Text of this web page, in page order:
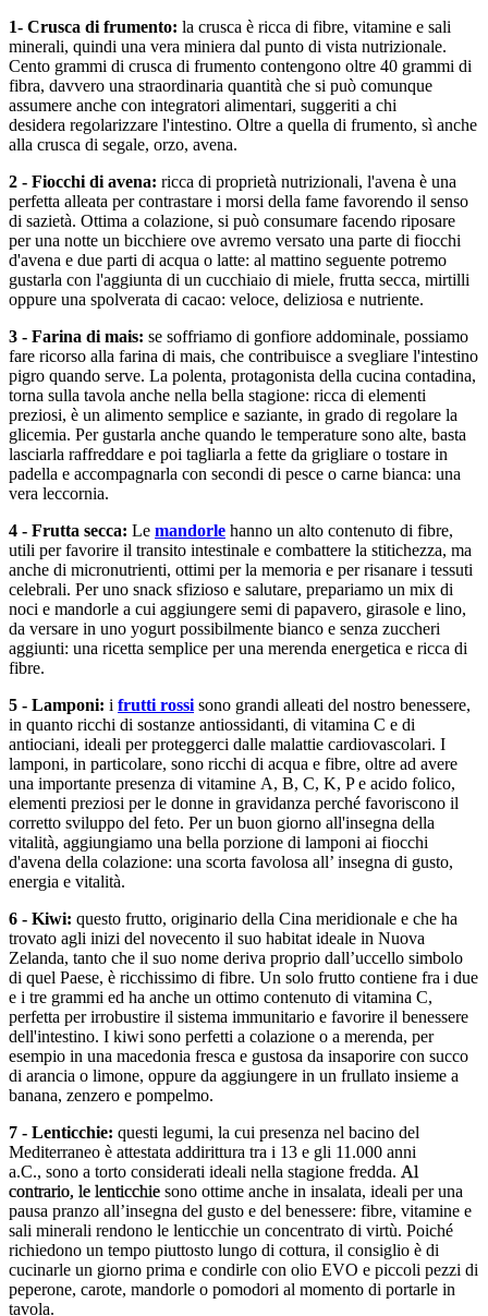
1- Crusca di frumento: la crusca è ricca di fibre, vitamine e sali
minerali, quindi una vera miniera dal punto di vista nutrizionale.
Cento grammi di crusca di frumento contengono oltre 40 grammi di
fibra, davvero una straordinaria quantità che si può comunque
assumere anche con integratori alimentari, suggeriti a chi
desidera regolarizzare l'intestino. Oltre a quella di frumento, sì anche
alla crusca di segale, orzo, avena.
2 - Fiocchi di avena: ricca di proprietà nutrizionali, l'avena è una
perfetta alleata per contrastare i morsi della fame favorendo il senso
di sazietà. Ottima a colazione, si può consumare facendo riposare
per una notte un bicchiere ove avremo versato una parte di fiocchi
d'avena e due parti di acqua o latte: al mattino seguente potremo
gustarla con l'aggiunta di un cucchiaio di miele, frutta secca, mirtilli
oppure una spolverata di cacao: veloce, deliziosa e nutriente.
3 - Farina di mais: se soffriamo di gonfiore addominale, possiamo
fare ricorso alla farina di mais, che contribuisce a svegliare l'intestino
pigro quando serve. La polenta, protagonista della cucina contadina,
torna sulla tavola anche nella bella stagione: ricca di elementi
preziosi, è un alimento semplice e saziante, in grado di regolare la
glicemia. Per gustarla anche quando le temperature sono alte, basta
lasciarla raffreddare e poi tagliarla a fette da grigliare o tostare in
padella e accompagnarla con secondi di pesce o carne bianca: una
vera leccornia.
4 - Frutta secca: Le mandorle hanno un alto contenuto di fibre,
utili per favorire il transito intestinale e combattere la stitichezza, ma
anche di micronutrienti, ottimi per la memoria e per risanare i tessuti
celebrali. Per uno snack sfizioso e salutare, prepariamo un mix di
noci e mandorle a cui aggiungere semi di papavero, girasole e lino,
da versare in uno yogurt possibilmente bianco e senza zuccheri
aggiunti: una ricetta semplice per una merenda energetica e ricca di
fibre.
5 - Lamponi: i frutti rossi sono grandi alleati del nostro benessere,
in quanto ricchi di sostanze antiossidanti, di vitamina C e di
antiociani, ideali per proteggerci dalle malattie cardiovascolari. I
lamponi, in particolare, sono ricchi di acqua e fibre, oltre ad avere
una importante presenza di vitamine A, B, C, K, P e acido folico,
elementi preziosi per le donne in gravidanza perché favoriscono il
corretto sviluppo del feto. Per un buon giorno all'insegna della
vitalità, aggiungiamo una bella porzione di lamponi ai fiocchi
d'avena della colazione: una scorta favolosa all’ insegna di gusto,
energia e vitalità.
6 - Kiwi: questo frutto, originario della Cina meridionale e che ha
trovato agli inizi del novecento il suo habitat ideale in Nuova
Zelanda, tanto che il suo nome deriva proprio dall’uccello simbolo
di quel Paese, è ricchissimo di fibre. Un solo frutto contiene fra i due
e i tre grammi ed ha anche un ottimo contenuto di vitamina C,
perfetta per irrobustire il sistema immunitario e favorire il benessere
dell'intestino. I kiwi sono perfetti a colazione o a merenda, per
esempio in una macedonia fresca e gustosa da insaporire con succo
di arancia o limone, oppure da aggiungere in un frullato insieme a
banana, zenzero e pompelmo.
7 - Lenticchie: questi legumi, la cui presenza nel bacino del
Mediterraneo è attestata addirittura tra i 13 e gli 11.000 anni
a.C., sono a torto considerati ideali nella stagione fredda. Al
contrario, le lenticchie sono ottime anche in insalata, ideali per una
pausa pranzo all’insegna del gusto e del benessere: fibre, vitamine e
sali minerali rendono le lenticchie un concentrato di virtù. Poiché
richiedono un tempo piuttosto lungo di cottura, il consiglio è di
cucinarle un giorno prima e condirle con olio EVO e piccoli pezzi di
peperone, carote, mandorle o pomodori al momento di portarle in
tavola.